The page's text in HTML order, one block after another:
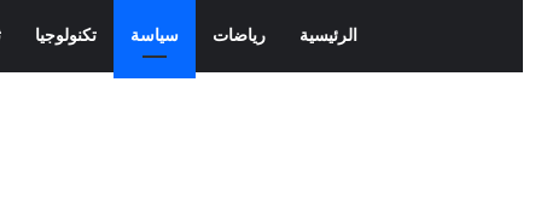
الرئيسية رياضات سياسة تكنولوجيا